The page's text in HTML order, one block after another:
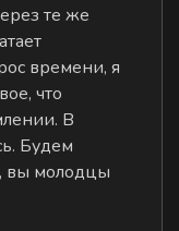
те же
времени, я
что
В
Будем
вы молодцы